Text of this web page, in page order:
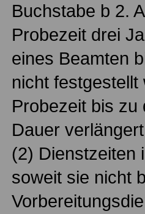
Buchstabe b 2.
Probezeit drei
eines Beamten
nicht
Probezeit bis zu
Dauer
(2) Dienstzeiten
soweit sie nicht